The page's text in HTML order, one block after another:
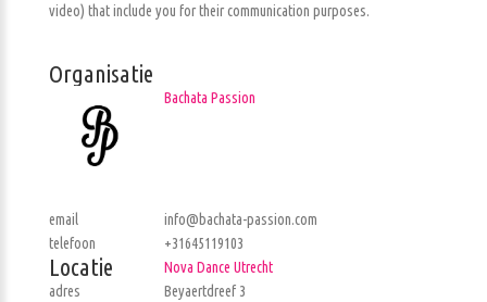
video) that include you for their communication purposes.
Organisatie
Bachata Passion
email
info@bachata-passion.com
telefoon
+31645119103
Locatie
Nova Dance Utrecht
adres
Beyaertdreef 3